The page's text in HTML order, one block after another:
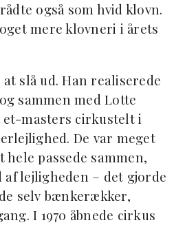
også som hvid klovn.
mere klovneri i årets
slå ud. Han realiserede
sammen med Lotte
et-masters cirkustelt i
De var meget
passede sammen,
lejligheden – det gjorde
selv bænkerækker,
I 1970 åbnede cirkus